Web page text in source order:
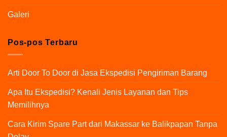
Galeri
Pos-pos Terbaru
Arti Door To Door di Jasa Ekspedisi Pengiriman Barang
Apa Itu Ekspedisi? Kenali Jenis Layanan dan Tips
Memilihnya
Cara Kirim Spare Part dari Makassar ke Balikpapan Tanpa